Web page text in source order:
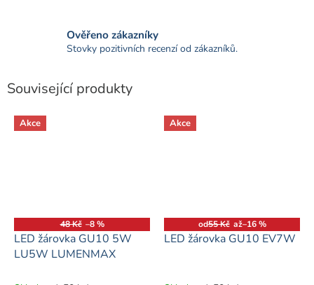
Ověřeno zákazníky
Stovky pozitivních recenzí od zákazníků.
Související produkty
Akce
48 Kč –8 %
LED žárovka GU10 5W
LU5W LUMENMAX
Akce
od55 Kč až–16 %
LED žárovka GU10 EV7W